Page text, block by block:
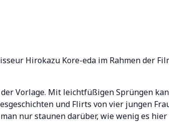
Hirokazu Kore-eda im Rahmen der
Vorlage. Mit leichtfüßigen Sprüngen
und Flirts von vier jungen
nur staunen darüber, wie wenig es